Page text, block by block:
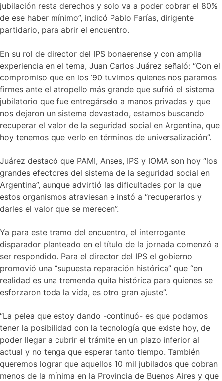
jubilación resta derechos y solo va a poder cobrar el 80%
de ese haber mínimo”, indicó Pablo Farías, dirigente
partidario, para abrir el encuentro.
En su rol de director del IPS bonaerense y con amplia
experiencia en el tema, Juan Carlos Juárez señaló: “Con el
compromiso que en los ’90 tuvimos quienes nos paramos
firmes ante el atropello más grande que sufrió el sistema
jubilatorio que fue entregárselo a manos privadas y que
nos dejaron un sistema devastado, estamos buscando
recuperar el valor de la seguridad social en Argentina, que
hoy tenemos que verlo en términos de universalización”.
Juárez destacó que PAMI, Anses, IPS y IOMA son hoy “los
grandes efectores del sistema de la seguridad social en
Argentina”, aunque advirtió las dificultades por la que
estos organismos atraviesan e instó a “recuperarlos y
darles el valor que se merecen”.
Ya para este tramo del encuentro, el interrogante
disparador planteado en el título de la jornada comenzó a
ser respondido. Para el director del IPS el gobierno
promovió una “supuesta reparación histórica” que “en
realidad es una tremenda quita histórica para quienes se
esforzaron toda la vida, es otro gran ajuste”.
“La pelea que estoy dando -continuó- es que podamos
tener la posibilidad con la tecnología que existe hoy, de
poder llegar a cubrir el trámite en un plazo inferior al
actual y no tenga que esperar tanto tiempo. También
queremos lograr que aquellos 10 mil jubilados que cobran
menos de la mínima en la Provincia de Buenos Aires y que